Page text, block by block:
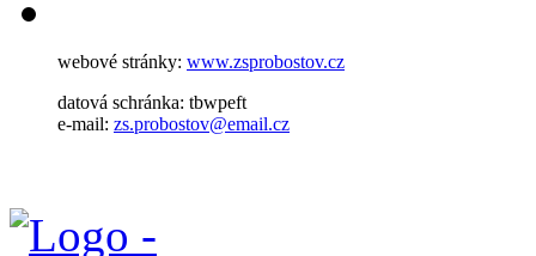
webové stránky: www.zsprobostov.cz
datová schránka: tbwpeft
e-mail: zs.probostov@email.cz